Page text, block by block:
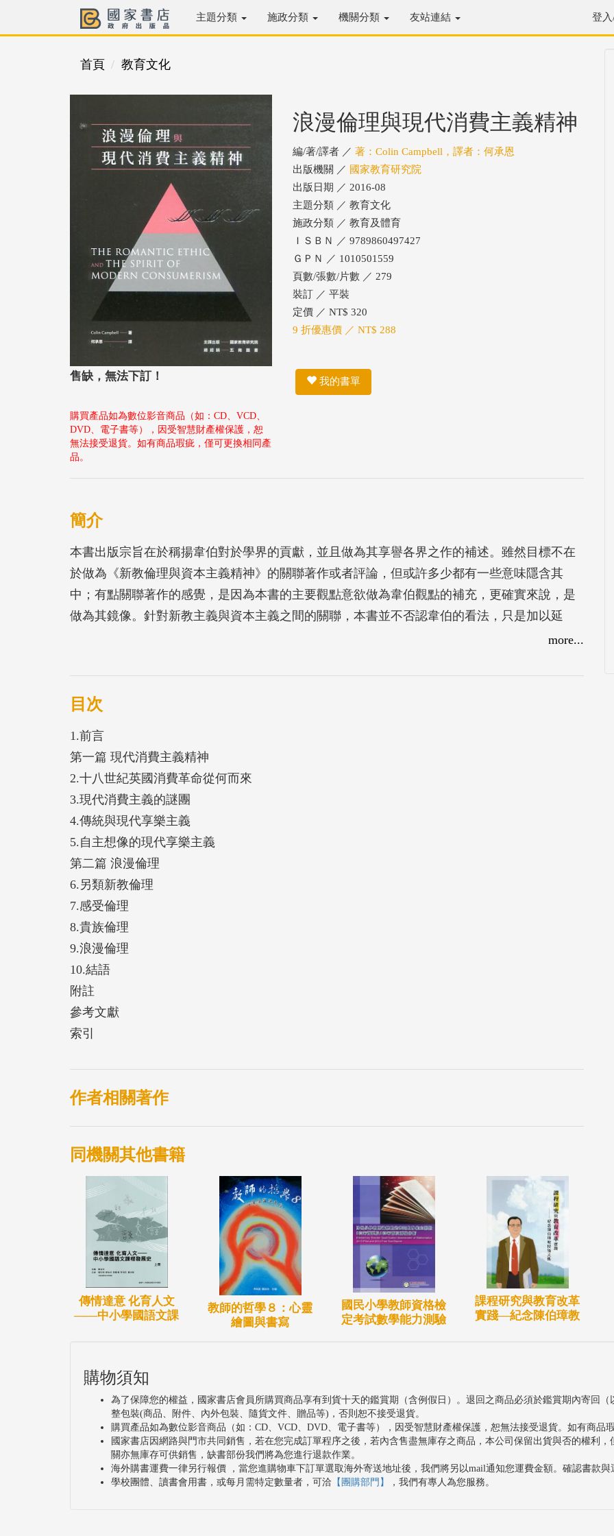
主題分類 施政分類 機關分類 友站連結 登
首頁 教育文化
售缺，無法下訂！
購買產品如為數位影音商品（如：CD、VCD、
DVD、電子書等），因受智慧財產權保護，恕
無法接受退貨。如有商品瑕疵，僅可更換相同產
品。
浪漫倫理與現代消費主義精神
編/著/譯者 ／ 著：Colin Campbell，譯者：何承恩
出版機關 ／ 國家教育研究院
出版日期 ／ 2016-08
主題分類 ／ 教育文化
施政分類 ／ 教育及體育
ＩＳＢＮ ／ 9789860497427
ＧＰＮ ／ 1010501559
頁數/張數/片數 ／ 279
裝訂 ／ 平裝
定價 ／ NT$ 320
9 折優惠價 ／ NT$ 288
我的書單
簡介
本書出版宗旨在於稱揚韋伯對於學界的貢獻，並且做為其享譽各界之作的補述。雖然目標不在
於做為《新教倫理與資本主義精神》的關聯著作或者評論，但或許多少都有一些意味隱含其
中；有點關聯著作的感覺，是因為本書的主要觀點意欲做為韋伯觀點的補充，更確實來說，是
做為其鏡像。針對新教主義與資本主義之間的關聯，本書並不否認韋伯的看法，只是加以延
伸，主張在這場宗教運動之中，不只理性的制慾理念有所影響，多愁善感的虔敬主義理念同樣
觀點，特別是有關其對於新教主義的看法，以及哪些要素可說合理構成了新教主義的「倫
理」，還有新教主義接下來的命運發展，但這些修正對於韋伯的論點並沒有產生什麼巨大的威
題。
more...
目次
1.前言
第一篇 現代消費主義精神
2.十八世紀英國消費革命從何而來
3.現代消費主義的謎團
4.傳統與現代享樂主義
5.自主想像的現代享樂主義
第二篇 浪漫倫理
6.另類新教倫理
7.感受倫理
8.貴族倫理
9.浪漫倫理
10.結語
附註
參考文獻
索引
作者相關著作
同機關其他書籍
傳情達意 化育人文
——中小學國語文課
教師的哲學８：心靈
繪圖與書寫
國民小學教師資格檢
定考試數學能力測驗
課程研究與教育改革
實踐—紀念陳伯璋教
購物須知
為了保障您的權益，國家書店會員所購買商品享有到貨十天的鑑賞期（含例假日）。退回之商品必須於鑑賞期內寄回
整包裝(商品、附件、內外包裝、隨貨文件、贈品等)，否則恕不接受退貨。
購買產品如為數位影音商品（如：CD、VCD、DVD、電子書等），因受智慧財產權保護，恕無法接受退貨。如有商品
國家書店因網路與門市共同銷售，若在您完成訂單程序之後，若內含售盡無庫存之商品，本公司保留出貨與否的權利
關亦無庫存可供銷售，缺書部份我們將為您進行退款作業。
海外購書運費一律另行報價 ，當您進購物車下訂單選取海外寄送地址後，我們將另以mail通知您運費金額。確認書款
學校團體、讀書會用書，或每月需特定數量者，可洽 【團購部門】 ，我們有專人為您服務。